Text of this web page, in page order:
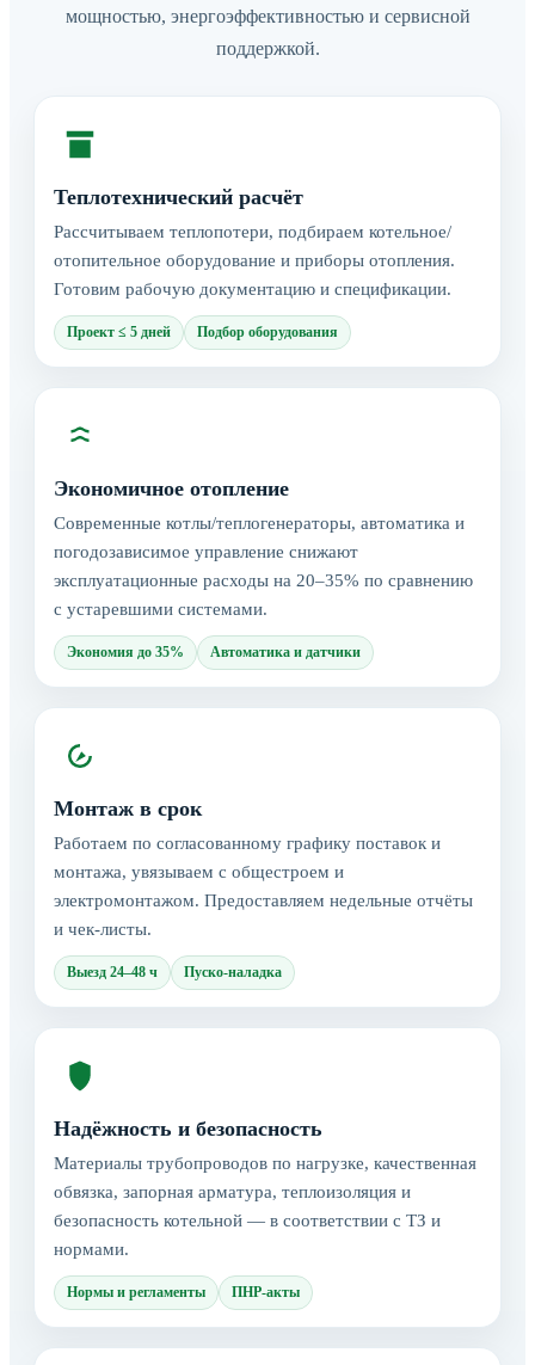
мощностью, энергоэффективностью и сервисной
поддержкой.
Теплотехнический расчёт
Рассчитываем теплопотери, подбираем котельное/
отопительное оборудование и приборы отопления.
Готовим рабочую документацию и спецификации.
Проект ≤ 5 дней Подбор оборудования
Экономичное отопление
Современные котлы/теплогенераторы, автоматика и
погодозависимое управление снижают
эксплуатационные расходы на 20–35% по сравнению
с устаревшими системами.
Экономия до 35% Автоматика и датчики
Монтаж в срок
Работаем по согласованному графику поставок и
монтажа, увязываем с общестроем и
электромонтажом. Предоставляем недельные отчёты
и чек-листы.
Выезд 24–48 ч Пуско-наладка
Надёжность и безопасность
Материалы трубопроводов по нагрузке, качественная
обвязка, запорная арматура, теплоизоляция и
безопасность котельной — в соответствии с ТЗ и
нормами.
Нормы и регламенты ПНР-акты